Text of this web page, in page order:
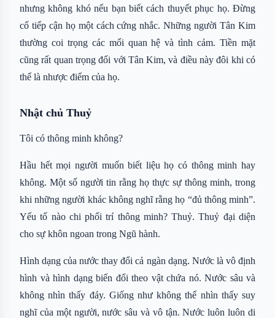
nhưng không khó nếu bạn biết cách thuyết phục họ. Đừng
cố tiếp cận họ một cách cứng nhắc. Những người Tân Kim
thường coi trọng các mối quan hệ và tình cảm. Tiền mặt
cũng rất quan trọng đối với Tân Kim, và điều này đôi khi có
thể là nhược điểm của họ.
Nhật chủ Thuỷ
Tôi có thông minh không?
Hầu hết mọi người muốn biết liệu họ có thông minh hay
không. Một số người tin rằng họ thực sự thông minh, trong
khi những người khác không nghĩ rằng họ “đủ thông minh”.
Yếu tố nào chi phối trí thông minh? Thuỷ. Thuỷ đại diện
cho sự khôn ngoan trong Ngũ hành.
Hình dạng của nước thay đổi cả ngàn dạng. Nước là vô định
hình và hình dạng biến đổi theo vật chứa nó. Nước sâu và
không nhìn thấy đáy. Giống như không thể nhìn thấy suy
nghĩ của một người, nước sâu và vô tận. Nước luôn luôn di